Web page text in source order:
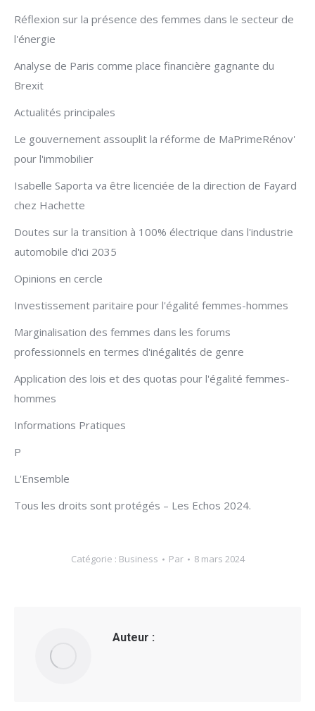
Réflexion sur la présence des femmes dans le secteur de
l'énergie
Analyse de Paris comme place financière gagnante du
Brexit
Actualités principales
Le gouvernement assouplit la réforme de MaPrimeRénov'
pour l'immobilier
Isabelle Saporta va être licenciée de la direction de Fayard
chez Hachette
Doutes sur la transition à 100% électrique dans l'industrie
automobile d'ici 2035
Opinions en cercle
Investissement paritaire pour l'égalité femmes-hommes
Marginalisation des femmes dans les forums
professionnels en termes d'inégalités de genre
Application des lois et des quotas pour l'égalité femmes-
hommes
Informations Pratiques
P
L'Ensemble
Tous les droits sont protégés – Les Echos 2024.
Catégorie : Business Par 8 mars 2024
Auteur :